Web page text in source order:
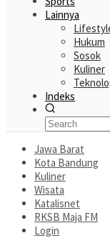
Lainnya
Hukum
Sosok
Kuliner
Indeks
Jawa Barat
Kota Bandung
Kuliner
Wisata
Katalisnet
RKSB Maja FM
Login